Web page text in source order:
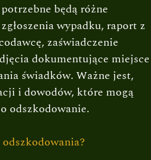
będą różne
wypadku, raport z
zaświadczenie
dokumentujące miejsce
świadków. Ważne jest,
i dowodów, które mogą
odszkodowanie.